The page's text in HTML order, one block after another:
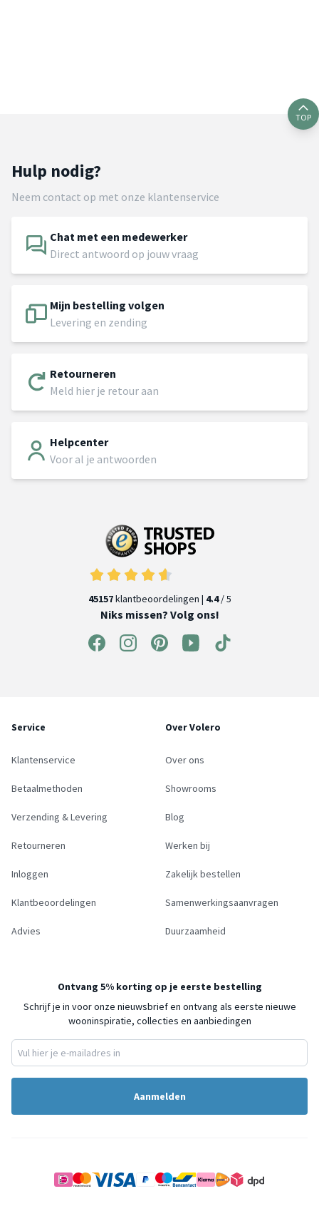
TOP
Hulp nodig?
Neem contact op met onze klantenservice
Chat met een medewerker
Direct antwoord op jouw vraag
Mijn bestelling volgen
Levering en zending
Retourneren
Meld hier je retour aan
Helpcenter
Voor al je antwoorden
45157klantbeoordelingen | 4.4/ 5
Niks missen? Volg ons!
Service
Klantenservice
Betaalmethoden
Verzending & Levering
Retourneren
Inloggen
Klantbeoordelingen
Advies
Over Volero
Over ons
Showrooms
Blog
Werken bij
Zakelijk bestellen
Samenwerkingsaanvragen
Duurzaamheid
Ontvang 5% korting op je eerste bestelling
Schrijf je in voor onze nieuwsbrief en ontvang als eerste nieuwe
wooninspiratie, collecties en aanbiedingen
Aanmelden